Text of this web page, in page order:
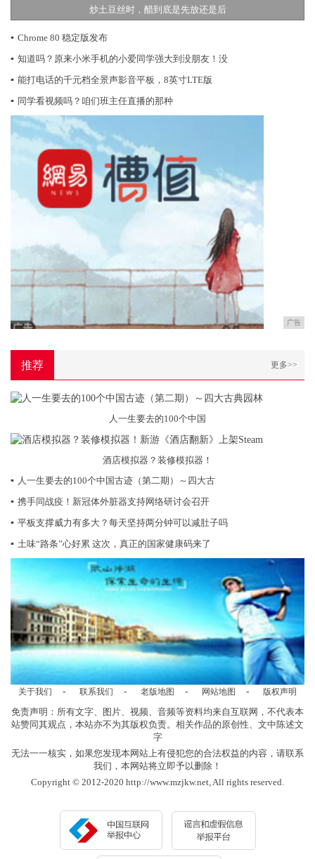
炒土豆丝时，醋到底是先放还是后
▪ Chrome 80 稳定版发布
▪ 知道吗？原来小米手机的小爱同学强大到没朋友！没
▪ 能打电话的千元档全景声影音平板，8英寸LTE版
▪ 同学看视频吗？咱们班主任直播的那种
广告
推荐 更多>>
人一生要去的100个中国
酒店模拟器？装修模拟器！
▪ 人一生要去的100个中国古迹（第二期）～四大古
▪ 携手同战疫！新冠体外脏器支持网络研讨会召开
▪ 平板支撑威力有多大？每天坚持两分钟可以减肚子吗
▪ 土味“路条”心好累 这次，真正的国家健康码来了
关于我们 - 联系我们 - 老版地图 - 网站地图 - 版权声明
免责声明：所有文字、图片、视频、音频等资料均来自互联网，不代表本
站赞同其观点，本站亦不为其版权负责。相关作品的原创性、文中陈述文
字
无法一一核实，如果您发现本网站上有侵犯您的合法权益的内容，请联系
我们，本网站将立即予以删除！
Copyright © 2012-2020 http://www.mzjkw.net, All rights reserved.